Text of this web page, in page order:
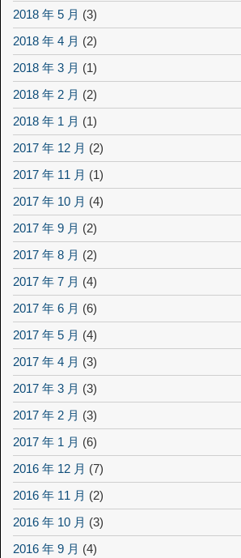
2018 年 5 月 (3)
2018 年 4 月 (2)
2018 年 3 月 (1)
2018 年 2 月 (2)
2018 年 1 月 (1)
2017 年 12 月 (2)
2017 年 11 月 (1)
2017 年 10 月 (4)
2017 年 9 月 (2)
2017 年 8 月 (2)
2017 年 7 月 (4)
2017 年 6 月 (6)
2017 年 5 月 (4)
2017 年 4 月 (3)
2017 年 3 月 (3)
2017 年 2 月 (3)
2017 年 1 月 (6)
2016 年 12 月 (7)
2016 年 11 月 (2)
2016 年 10 月 (3)
2016 年 9 月 (4)